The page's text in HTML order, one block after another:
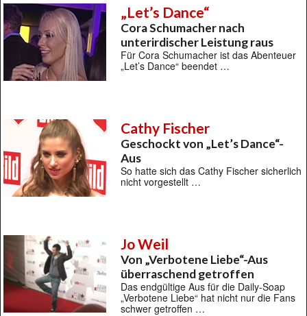
„Let’s Dance“
Cora Schumacher nach
unterirdischer Leistung raus
Für Cora Schumacher ist das Abenteuer
„Let’s Dance“ beendet …
Cathy Fischer
Geschockt von „Let’s Dance“-
Aus
So hatte sich das Cathy Fischer sicherlich
nicht vorgestellt …
Jo Weil
Von „Verbotene Liebe“-Aus
überraschend getroffen
Das endgültige Aus für die Daily-Soap
„Verbotene Liebe“ hat nicht nur die Fans
schwer getroffen …